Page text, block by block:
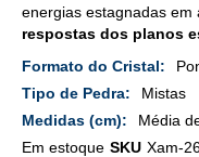
energias estagnadas em
respostas dos planos
Mais
Detalhes
Mistas
Média
Em estoque SKU Xam-